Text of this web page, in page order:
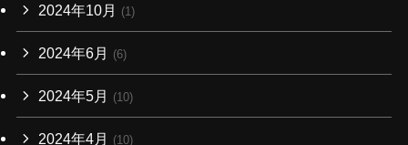
2024年10月 (1)
2024年6月 (6)
2024年5月 (10)
2024年4月 (10)